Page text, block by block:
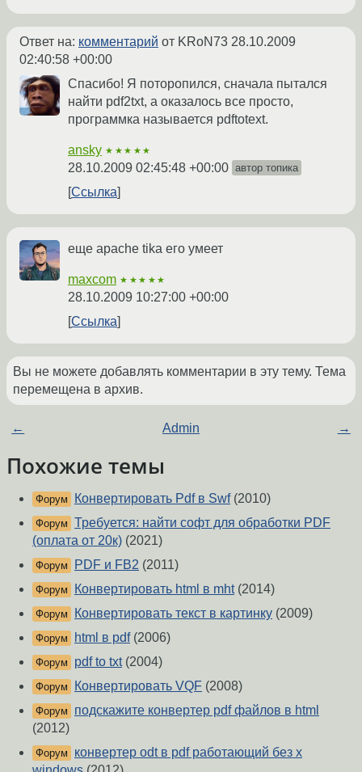
Ответ на: комментарий от KRoN73 28.10.2009
02:40:58 +00:00
Спасибо! Я поторопился, сначала пытался
найти pdf2txt, а оказалось все просто,
программка называется pdftotext.
ansky ★★★★★
28.10.2009 02:45:48 +00:00 автор топика
Ссылка
еще apache tika его умеет
maxcom ★★★★★
28.10.2009 10:27:00 +00:00
Ссылка
Вы не можете добавлять комментарии в эту тему. Тема
перемещена в архив.
← Admin →
Похожие темы
Форум Конвертировать Pdf в Swf(2010)
Форум Требуется: найти софт для обработки PDF
(оплата от 20к) (2021)
Форум PDF и FB2 (2011)
Форум Конвертировать html в mht(2014)
Форум Конвертировать текст в картинку (2009)
Форум html в pdf(2006)
Форум pdf to txt(2004)
Форум Конвертировать VQF (2008)
Форум
подскажите конвертер pdf файлов в html
(2012)
Форум
конвертер odt в pdf работающий без x